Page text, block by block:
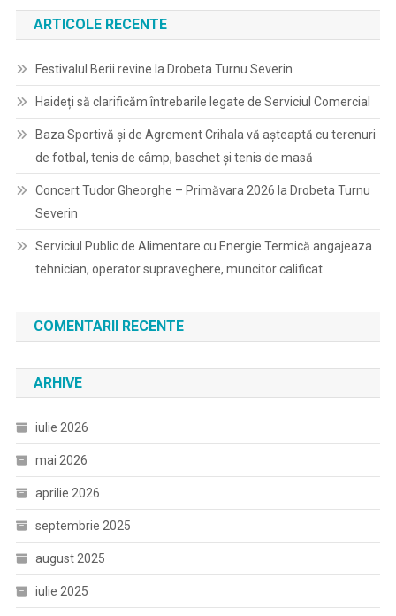
ARTICOLE RECENTE
Festivalul Berii revine la Drobeta Turnu Severin
Haideți să clarificăm întrebarile legate de Serviciul Comercial
Baza Sportivă și de Agrement Crihala vă așteaptă cu terenuri
de fotbal, tenis de câmp, baschet și tenis de masă
Concert Tudor Gheorghe – Primăvara 2026 la Drobeta Turnu
Severin
Serviciul Public de Alimentare cu Energie Termică angajeaza
tehnician, operator supraveghere, muncitor calificat
COMENTARII RECENTE
ARHIVE
iulie 2026
mai 2026
aprilie 2026
septembrie 2025
august 2025
iulie 2025